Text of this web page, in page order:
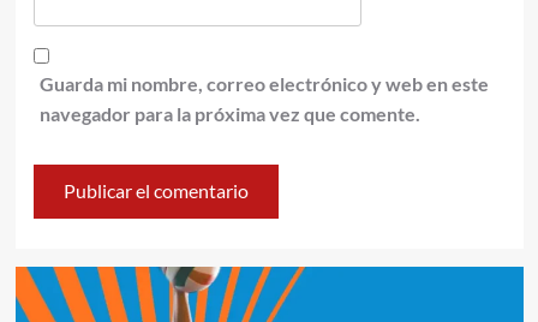
Guarda mi nombre, correo electrónico y web en este
navegador para la próxima vez que comente.